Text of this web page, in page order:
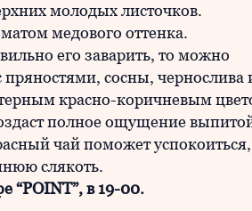
молодых листочков.
медового оттенка.
его заварить, то можно
пряностями, сосны, чернослива
красно-коричневым
полное ощущение
чай поможет успокоиться,
слякоть.
“POINT”, в 19-00.